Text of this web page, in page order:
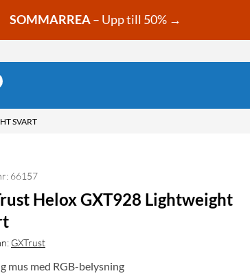
SOMMARREA– Upp till 50% →
SVART
66157
Helox GXT928 Lightweight
GXTrust
mus med RGB-belysning